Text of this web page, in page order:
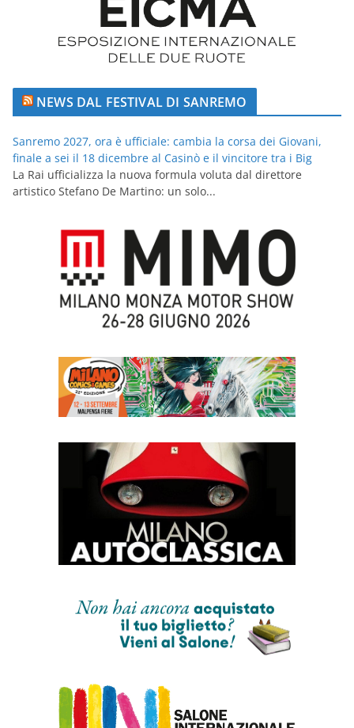
NEWS DAL FESTIVAL DI SANREMO
Sanremo 2027, ora è ufficiale: cambia la corsa dei Giovani,
finale a sei il 18 dicembre al Casinò e il vincitore tra i Big
La Rai ufficializza la nuova formula voluta dal direttore
artistico Stefano De Martino: un solo...